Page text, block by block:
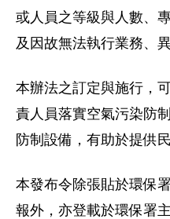
或人員之等級與人數、
及因故無法執行業務、
本辦法之訂定與施行，
責人員落實空氣污染防
防制設備，有助於提供
本發布令除張貼於環保
報外，亦登載於環保署